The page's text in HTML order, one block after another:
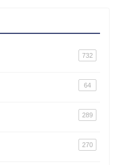
732
64
289
270